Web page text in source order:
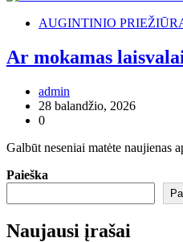
AUGINTINIO
Ar mokamas
admin
28 balandžio, 2026
0
Galbūt neseniai matėte
Paieška
Naujausi įrašai